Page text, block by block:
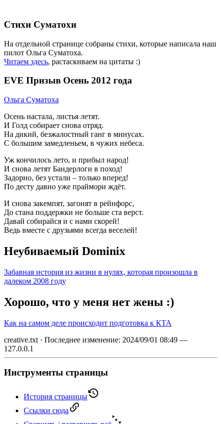
Стихи Суматохи
На отдельной странице собраны стихи, которые написала наш
пилот Ольга Суматоха.
Читаем здесь, растаскиваем на цитаты :)
EVE Призыв Осень 2012 года
Ольга Суматоха
Осень настала, листья летят.
И Голд собирает снова отряд.
На дикий, безжалостный ганг в минусах.
С большим замедленьем, в чужих небеса.
Уж кончилось лето, и прибыл народ!
И снова летят Бандерлоги в поход!
Задорно, без устали – только вперед!
По десту давно уже праймори ждёт.
И снова закемпят, загонят в рейнфорс,
До стана поддержки не больше ста верст.
Давай собирайся и с нами скорей!
Ведь вместе с друзьями всегда веселей!
Неубиваемый Dominix
Забавная история из жизни в нулях, которая произошла в
далеком 2008 году
Хорошо, что у меня нет жены :)
Как на самом деле происходит подготовка к КТА
creative.txt · Последнее изменение: 2024/09/01 08:49 —
127.0.0.1
Инструменты страницы
История страницы
Ссылки сюда